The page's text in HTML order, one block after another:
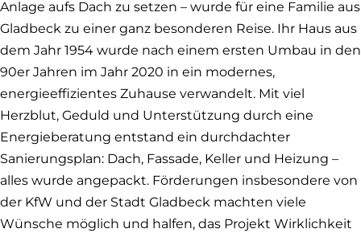
Anlage aufs Dach zu setzen – wurde für eine Familie aus
Gladbeck zu einer ganz besonderen Reise. Ihr Haus aus
dem Jahr 1954 wurde nach einem ersten Umbau in den
90er Jahren im Jahr 2020 in ein modernes,
energieeffizientes Zuhause verwandelt. Mit viel
Herzblut, Geduld und Unterstützung durch eine
Energieberatung entstand ein durchdachter
Sanierungsplan: Dach, Fassade, Keller und Heizung –
alles wurde angepackt. Förderungen insbesondere von
der KfW und der Stadt Gladbeck machten viele
Wünsche möglich und halfen, das Projekt Wirklichkeit